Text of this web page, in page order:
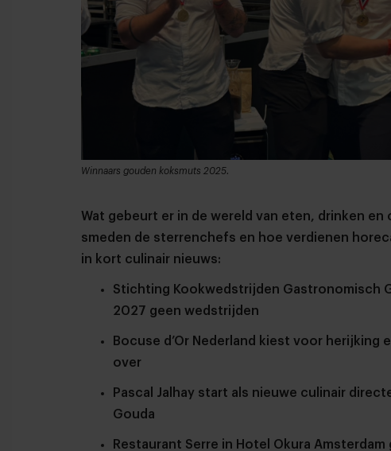
Winnaars gouden koksmuts 2025.
Wat gebeurt er in de wereld van eten, drinken
smeden de sterrenchefs en hoe verdienen
in kort culinair nieuws:
Stichting Kookwedstrijden Gastronomisch
2027 geen wedstrijden
Bocuse d’Or Nederland kiest voor herijking
over
Pascal Jalhay start als nieuwe culinair
Gouda
Restaurant Serre in Hotel Okura